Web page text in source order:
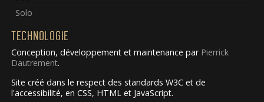
Solo
TECHNOLOGIE
Conception, développement et maintenance par Pierrick
Dautrement.
Site créé dans le respect des standards W3C et de
l'accessibilité, en CSS, HTML et JavaScript.